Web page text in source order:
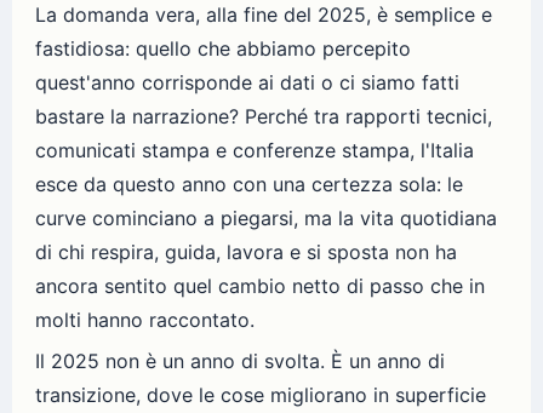
La domanda vera, alla fine del 2025, è semplice e
fastidiosa: quello che abbiamo percepito
quest'anno corrisponde ai dati o ci siamo fatti
bastare la narrazione? Perché tra rapporti tecnici,
comunicati stampa e conferenze stampa, l'Italia
esce da questo anno con una certezza sola: le
curve cominciano a piegarsi, ma la vita quotidiana
di chi respira, guida, lavora e si sposta non ha
ancora sentito quel cambio netto di passo che in
molti hanno raccontato.
Il 2025 non è un anno di svolta. È un anno di
transizione, dove le cose migliorano in superficie